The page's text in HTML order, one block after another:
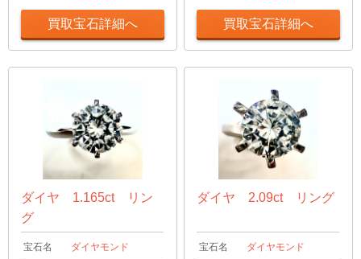
買取宝石詳細へ 買取宝石詳細へ
ダイヤ 1.165ct リン
グ
宝石名 ダイヤモンド
ダイヤ 2.09ct リング
宝石名 ダイヤモンド